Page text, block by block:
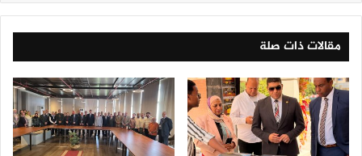
مقالات ذات صلة